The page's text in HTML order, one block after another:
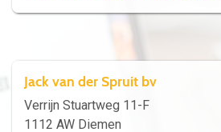
Jack van der Spruit bv
Verrijn Stuartweg 11-F
1112 AW Diemen